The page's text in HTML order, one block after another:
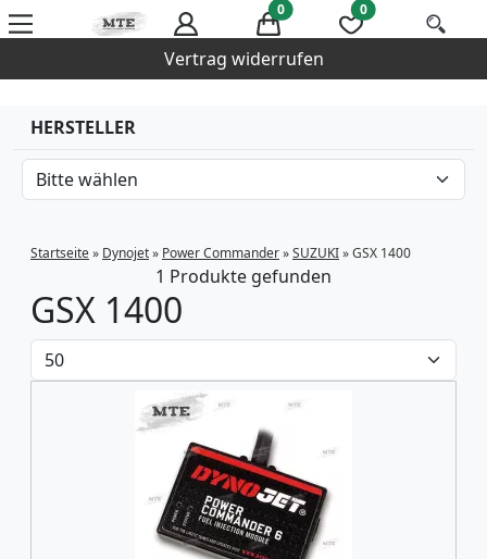
0 0
Vertrag widerrufen
HERSTELLER
Startseite» Dynojet» Power Commander»SUZUKI»GSX 1400
1 Produkte gefunden
GSX 1400